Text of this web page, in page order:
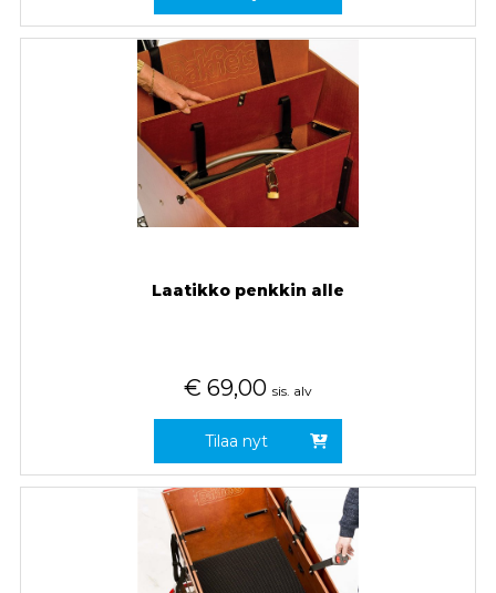
Laatikko penkkin alle
€ 69,00 sis. alv
Tilaa nyt